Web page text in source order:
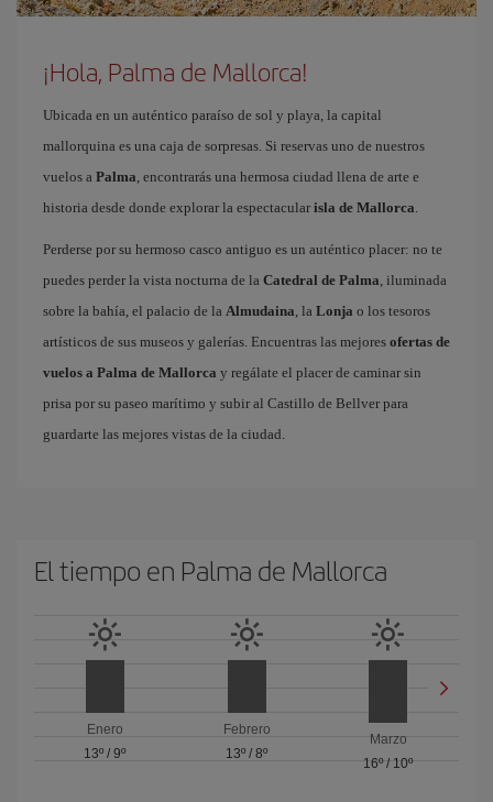
¡Hola, Palma de Mallorca!
Ubicada en un auténtico paraíso de sol y playa, la capital
mallorquina es una caja de sorpresas. Si reservas uno de nuestros
vuelos a Palma, encontrarás una hermosa ciudad llena de arte e
historia desde donde explorar la espectacular isla de Mallorca.
Perderse por su hermoso casco antiguo es un auténtico placer: no te
puedes perder la vista nocturna de la Catedral de Palma, iluminada
sobre la bahía, el palacio de la Almudaina, la Lonja o los tesoros
artísticos de sus museos y galerías. Encuentras las mejores ofertas de
vuelos a Palma de Mallorca y regálate el placer de caminar sin
prisa por su paseo marítimo y subir al Castillo de Bellver para
guardarte las mejores vistas de la ciudad.
El tiempo en Palma de Mallorca
Enero
13º /9º
Febrero
13º / 8º
Marzo
16º/ 10º